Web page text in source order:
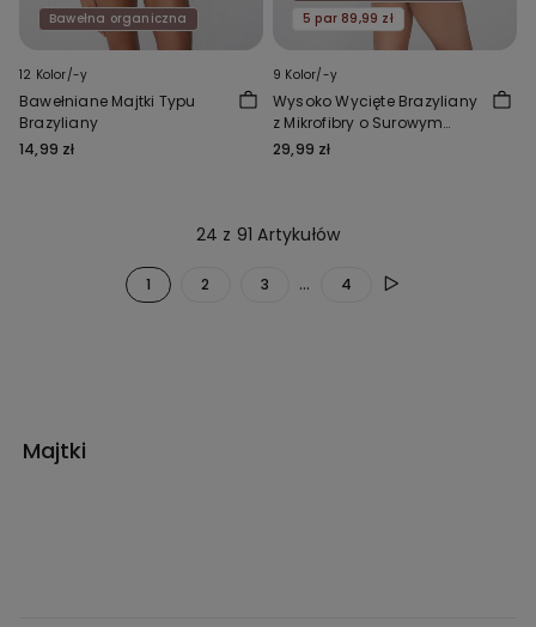
Bawełna organiczna
12 Kolor/-y
Bawełniane Majtki Typu
Brazyliany
14,99 zł
5 par 89,99 zł
9 Kolor/-y
Wysoko Wycięte Brazyliany
z Mikrofibry o Surowym
Wykończeniu
29,99 zł
24 z 91 Artykułów
1 2 3 ... 4
Majtki